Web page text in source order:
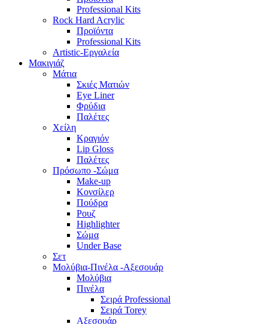
Professional Kits
Rock Hard Acrylic
Προϊόντα
Professional Kits
Artistic-Εργαλεία
Μακιγιάζ
Μάτια
Σκιές Ματιών
Eye Liner
Φρύδια
Παλέτες
Χείλη
Κραγιόν
Lip Gloss
Παλέτες
Πρόσωπο -Σώμα
Make-up
Κονσίλερ
Πούδρα
Ρουζ
Highlighter
Σώμα
Under Base
Σετ
Μολύβια-Πινέλα -Αξεσουάρ
Μολύβια
Πινέλα
Σειρά Professional
Σειρά Torey
Αξεσουάρ